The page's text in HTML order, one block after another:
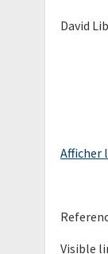
David
Afficher
Visible